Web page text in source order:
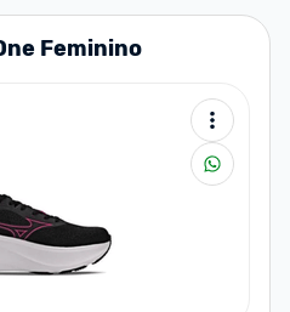
Feminino